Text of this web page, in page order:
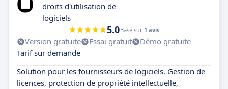
droits d'utilisation de
logiciels
5.0Basé sur 1 avis
Version gratuite Essai gratuit
Démo gratuite
Tarif sur demande
Solution pour les fournisseurs de logiciels. Gestion de
licences, protection de propriété intellectuelle,